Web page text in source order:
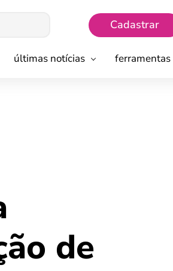
Cadastrar
últimas notícias ferramentas
de